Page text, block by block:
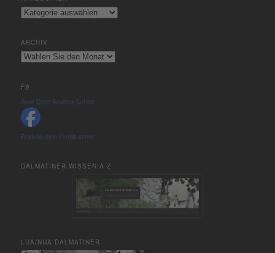
Kategorien
ARCHIV
Archiv
FB
Axel Oder Andrea Schoe
Erstelle dein Profilbanner
DALMATINER WISSEN A-Z
LUA/NUA DALMATINER